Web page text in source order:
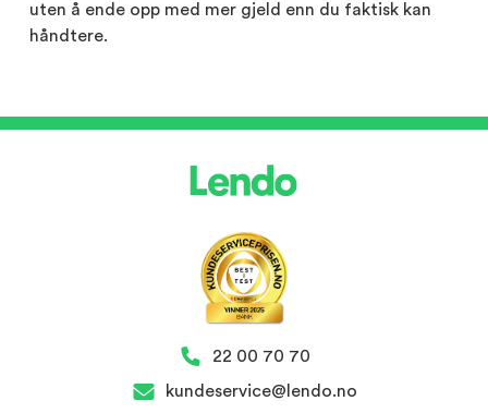
uten å ende opp med mer gjeld enn du faktisk kan
håndtere.
22 00 70 70
kundeservice@lendo.no